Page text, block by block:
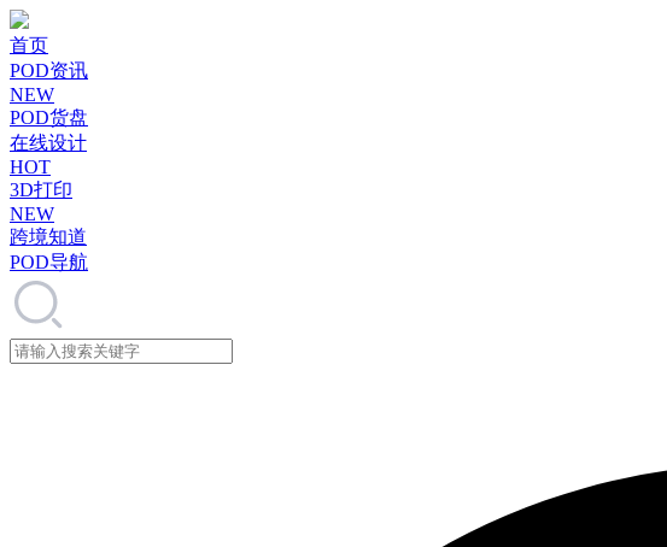
首页
POD资讯
NEW
POD货盘
在线设计
HOT
3D打印
NEW
跨境知道
POD导航